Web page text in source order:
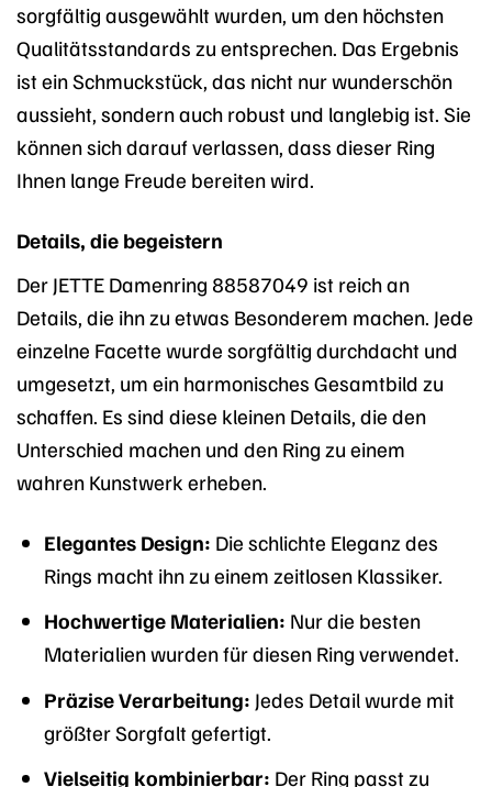
sorgfältig ausgewählt wurden, um den höchsten
Qualitätsstandards zu entsprechen. Das Ergebnis
ist ein Schmuckstück, das nicht nur wunderschön
aussieht, sondern auch robust und langlebig ist. Sie
können sich darauf verlassen, dass dieser Ring
Ihnen lange Freude bereiten wird.
Details, die begeistern
Der JETTE Damenring 88587049 ist reich an
Details, die ihn zu etwas Besonderem machen. Jede
einzelne Facette wurde sorgfältig durchdacht und
umgesetzt, um ein harmonisches Gesamtbild zu
schaffen. Es sind diese kleinen Details, die den
Unterschied machen und den Ring zu einem
wahren Kunstwerk erheben.
Elegantes Design: Die schlichte Eleganz des
Rings macht ihn zu einem zeitlosen Klassiker.
Hochwertige Materialien: Nur die besten
Materialien wurden für diesen Ring verwendet.
Präzise Verarbeitung: Jedes Detail wurde mit
größter Sorgfalt gefertigt.
Vielseitig kombinierbar: Der Ring passt zu